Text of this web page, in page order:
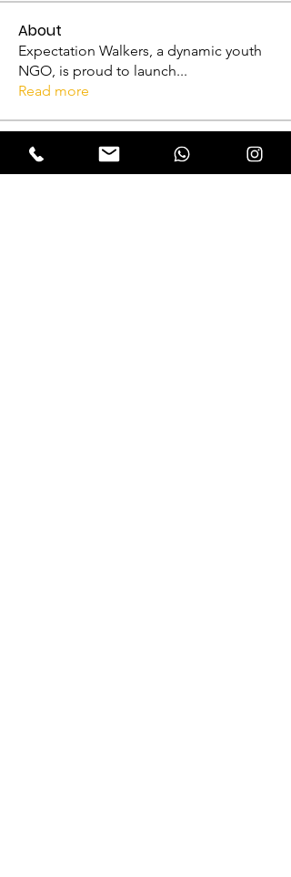
About
Expectation Walkers, a dynamic youth
NGO, is proud to launch...
Read more
Reformers